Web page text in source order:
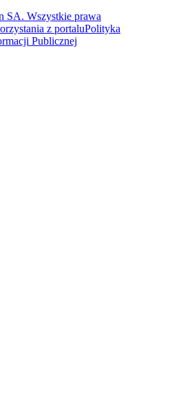
SA. Wszystkie prawa
z portaluPolityka
Publicznej